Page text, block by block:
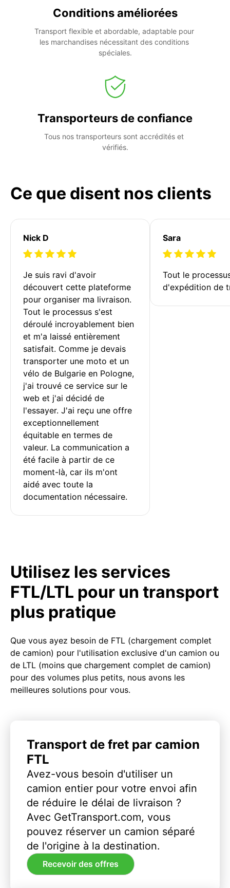
Conditions améliorées
Transport flexible et abordable, adaptable pour
les marchandises nécessitant des conditions
spéciales.
Transporteurs de confiance
Tous nos transporteurs sont accrédités et
vérifiés.
Ce que disent nos clients
Nick D
Je suis ravi d'avoir
découvert cette plateforme
pour organiser ma livraison.
Tout le processus s'est
déroulé incroyablement bien
et m'a laissé entièrement
satisfait. Comme je devais
transporter une moto et un
vélo de Bulgarie en Pologne,
j'ai trouvé ce service sur le
web et j'ai décidé de
l'essayer. J'ai reçu une offre
exceptionnellement
équitable en termes de
valeur. La communication a
été facile à partir de ce
moment-là, car ils m'ont
aidé avec toute la
documentation nécessaire.
Sara
Tout le
d'expédition de
Utilisez les services
FTL/LTL pour un transport
plus pratique
Que vous ayez besoin de FTL (chargement complet
de camion) pour l'utilisation exclusive d'un camion ou
de LTL (moins que chargement complet de camion)
pour des volumes plus petits, nous avons les
meilleures solutions pour vous.
Transport de fret par camion
FTL
Avez-vous besoin d'utiliser un
camion entier pour votre envoi afin
de réduire le délai de livraison ?
Avec GetTransport.com, vous
pouvez réserver un camion séparé
de l'origine à la destination.
Recevoir des offres